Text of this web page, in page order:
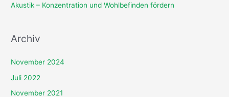
h
Akustik – Konzentration und Wohlbefinden fördern
Archiv
November 2024
Juli 2022
November 2021